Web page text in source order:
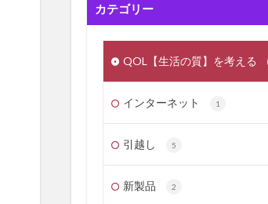
カテゴリー
QOL【生活の質】を考える
インターネット 1
引越し 5
新製品 2